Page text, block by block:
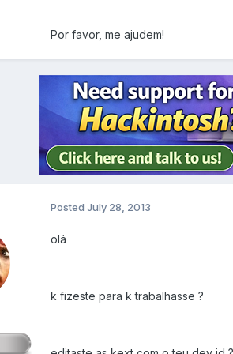
Por favor, me ajudem!
Posted July 28, 2013
olá
k fizeste para k trabalhasse ?